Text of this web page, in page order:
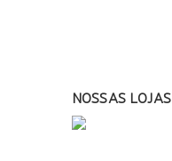
NOSSAS LOJAS